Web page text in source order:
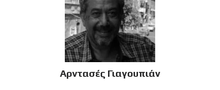
Αρντασές Γιαγουπιάν